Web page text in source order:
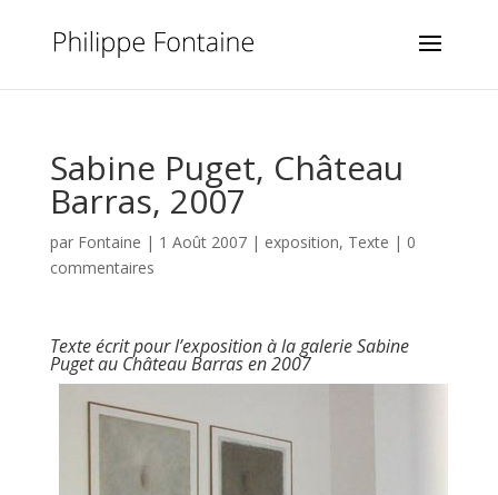
Sabine Puget, Château
Barras, 2007
par Fontaine | 1 Août 2007| exposition, Texte | 0
commentaires
Texte écrit pour l’exposition à la galerie Sabine
Puget au Château Barras en 2007